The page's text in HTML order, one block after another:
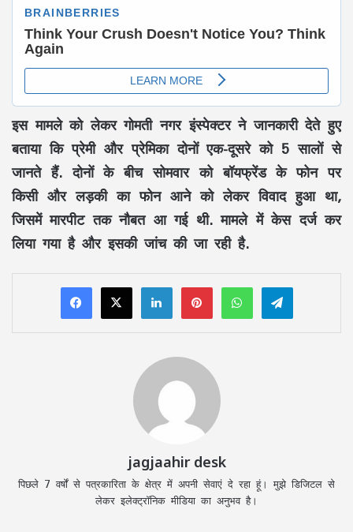
इस मामले को लेकर गोमती नगर इंस्पेक्टर ने जानकारी देते हुए
बताया कि प्रेमी और प्रेमिका दोनों एक-दूसरे को 5 सालों से
जानते हैं. दोनों के बीच सोमवार को बॉयफ्रेंड के फोन पर
किसी और लड़की का फोन आने को लेकर विवाद हुआ था,
जिसमें मारपीट तक नौबत आ गई थी. मामले में केस दर्ज कर
लिया गया है और इसकी जांच की जा रही है.
LinkedInPinterestWhatsAppTelegram
jagjaahir desk
पिछले 7 वर्षों से पत्रकारिता के क्षेत्र में अपनी सेवाएं दे रहा हूं। मुझे डिजिटल से
लेकर इलेक्ट्रॉनिक मीडिया का अनुभव है।